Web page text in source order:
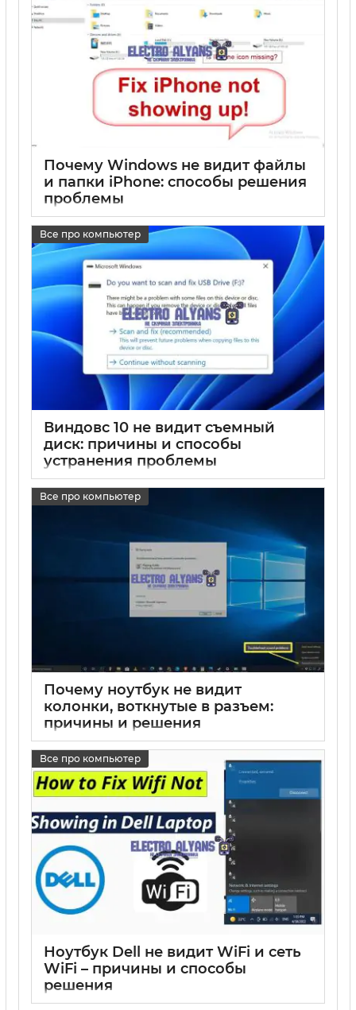
Почему Windows не видит файлы
и папки iPhone: способы решения
проблемы
Все про компьютер
Виндовс 10 не видит съемный
диск: причины и способы
устранения проблемы
Все про компьютер
Почему ноутбук не видит
колонки, воткнутые в разъем:
причины и решения
Все про компьютер
Ноутбук Dell не видит WiFi и сеть
WiFi – причины и способы
решения